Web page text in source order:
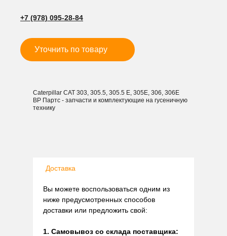
+7 (978) 095-28-84
Уточнить по товару
Caterpillar CAT 303, 305.5, 305.5 E, 305E, 306, 306E
ВР Партс - запчасти и комплектующие на гусеничную
технику
Доставка
Вы можете воспользоваться одним из
ниже предусмотренных способов
доставки или предложить свой:
1. Самовывоз со склада поставщика: